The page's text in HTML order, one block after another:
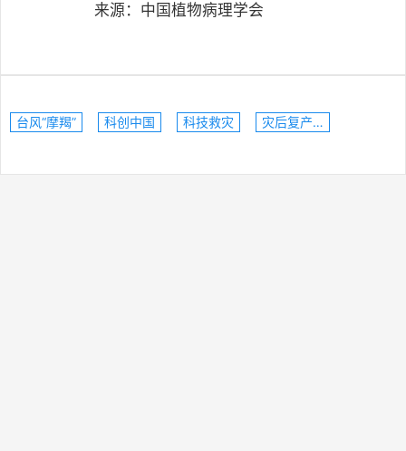
来源：中国植物病理学会
台风“摩羯” 科创中国 科技救灾 灾后复产技术